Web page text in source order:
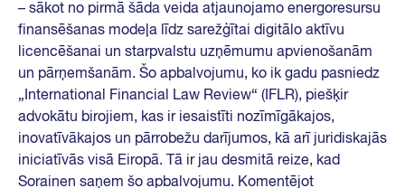
– sākot no pirmā šāda veida atjaunojamo energoresursu
finansēšanas modeļa līdz sarežģītai digitālo aktīvu
licencēšanai un starpvalstu uzņēmumu apvienošanām
un pārņemšanām. Šo apbalvojumu, ko ik gadu pasniedz
„International Financial Law Review“ (IFLR), piešķir
advokātu birojiem, kas ir iesaistīti nozīmīgākajos,
inovatīvākajos un pārrobežu darījumos, kā arī juridiskajās
iniciatīvās visā Eiropā. Tā ir jau desmitā reize, kad
Sorainen saņem šo apbalvojumu. Komentējot